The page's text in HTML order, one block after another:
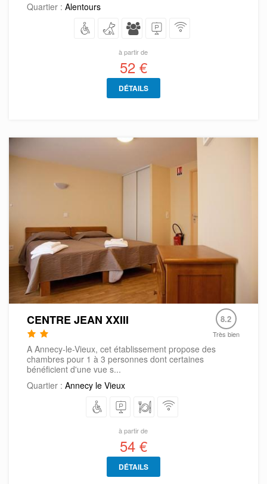
Quartier : Alentours
à partir de
52 €
DÉTAILS
CENTRE JEAN XXIII 8.2
Très bien
A Annecy-le-Vieux, cet établissement propose des
chambres pour 1 à 3 personnes dont certaines
bénéficient d'une vue s...
Quartier : Annecy le Vieux
à partir de
54 €
DÉTAILS